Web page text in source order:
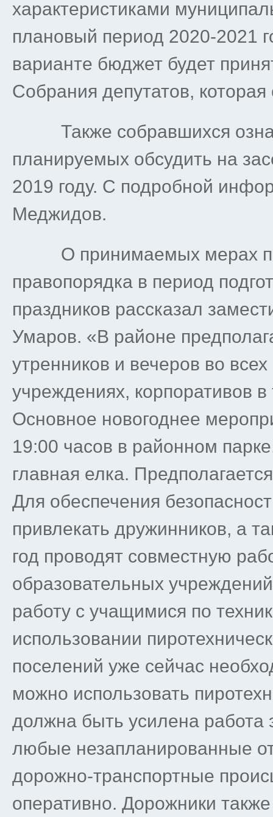
характеристиками
плановый период 2020-2021
варианте бюджет будет
Собрания депутатов,
Также собравшихся
планируемых обсудить на
2019 году. С подробной
Меджидов.
О принимаемых мерах по
правопорядка в период
праздников рассказал
Умаров. «В районе
утренников и вечеров во
учреждениях, корпоративов
Основное новогоднее
19:00 часов в районном
главная елка.
Для обеспечения
привлекать дружинников, а
год проводят совместную
образовательных
работу с учащимися по
использовании
поселений уже сейчас
можно использовать
должна быть усилена работа
любые незапланированные
дорожно-транспортные
оперативно. Дорожники